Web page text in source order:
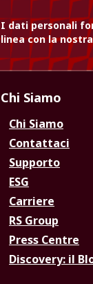
I dati personali
linea con la
Chi Siamo
Chi Siamo
Contattaci
Supporto
ESG
Carriere
RS Group
Press Centre
Discovery: il